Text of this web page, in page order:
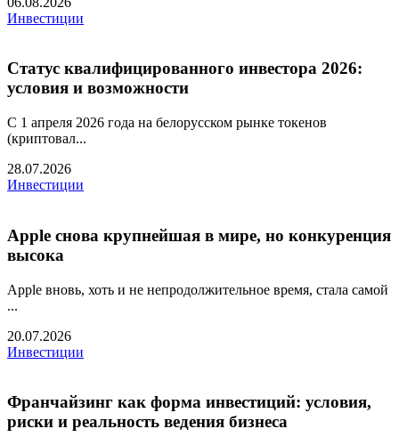
Инвестиции
Статус квалифицированного инвестора 2026:
условия и возможности
С 1 апреля 2026 года на белорусском рынке токенов
(криптовал...
28.07.2026
Инвестиции
Apple снова крупнейшая в мире, но конкуренция
высока
Apple вновь, хоть и не непродолжительное время, стала самой
...
20.07.2026
Инвестиции
Франчайзинг как форма инвестиций: условия,
риски и реальность ведения бизнеса